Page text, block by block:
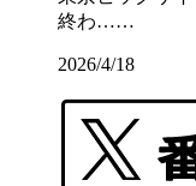
終わ……
2026/4/18